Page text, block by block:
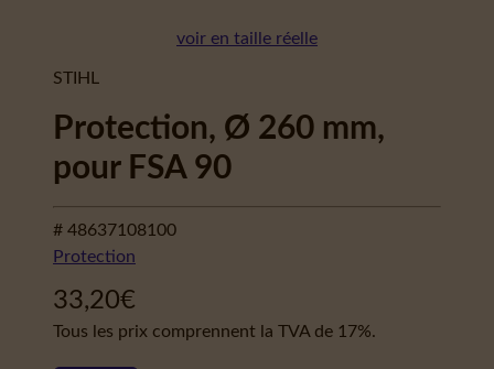
voir en taille réelle
STIHL
Protection, Ø 260 mm,
pour FSA 90
# 48637108100
Protection
33,20€
Tous les prix comprennent la TVA de 17%.